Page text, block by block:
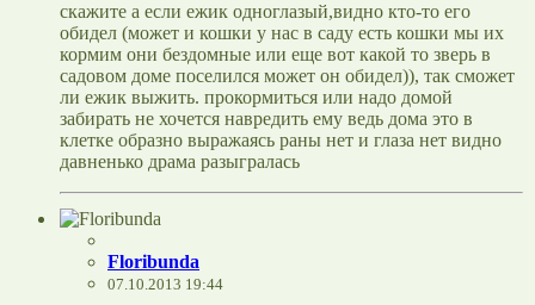
скажите а если ежик одноглазый,видно кто-то его
обидел (может и кошки у нас в саду есть кошки мы их
кормим они бездомные или еще вот какой то зверь в
садовом доме поселился может он обидел)), так сможет
ли ежик выжить. прокормиться или надо домой
забирать не хочется навредить ему ведь дома это в
клетке образно выражаясь раны нет и глаза нет видно
давненько драма разыгралась
Floribunda
07.10.2013 19:44